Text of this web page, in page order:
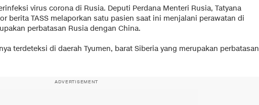
virus corona di Rusia. Deputi Perdana Menteri Rusia, Tatyana
berita TASS melaporkan satu pasien saat ini menjalani perawatan di
perbatasan Rusia dengan China.
terdeteksi di daerah Tyumen, barat Siberia yang merupakan perbatasan
ADVERTISEMENT